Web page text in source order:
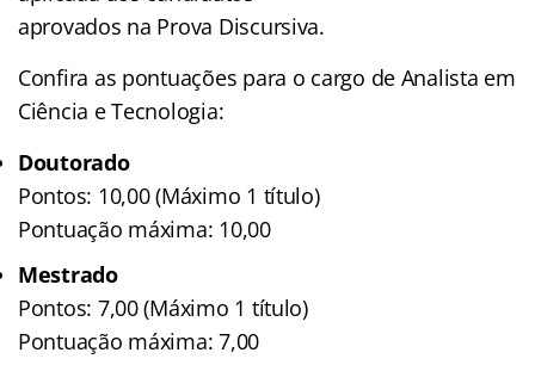
aprovados na Prova Discursiva.
Confira as pontuações para o cargo de Analista em
Ciência e Tecnologia:
Doutorado
Pontos: 10,00 (Máximo 1 título)
Pontuação máxima: 10,00
Mestrado
Pontos: 7,00 (Máximo 1 título)
Pontuação máxima: 7,00